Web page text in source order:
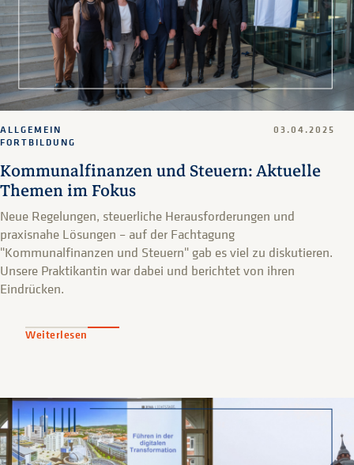
Kommunalfinanzen und Steuern: Aktuelle
Themen im Fokus
ALLGEMEIN
FORTBILDUNG
03.04.2025
Neue Regelungen, steuerliche Herausforderungen und
praxisnahe Lösungen – auf der Fachtagung
"Kommunalfinanzen und Steuern" gab es viel zu diskutieren.
Unsere Praktikantin war dabei und berichtet von ihren
Eindrücken.
Weiterlesen